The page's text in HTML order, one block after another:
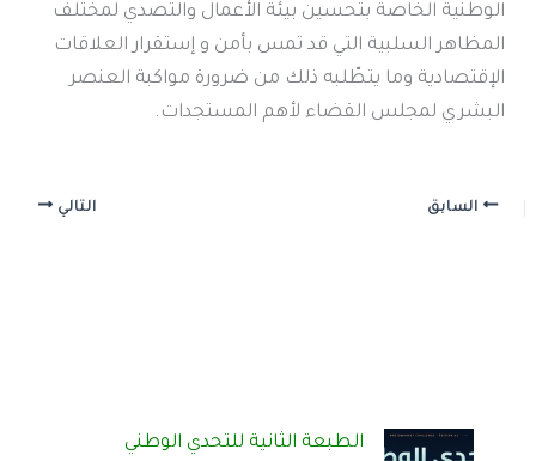
الطبعة الثانية للتحدي الوطني
الوطنية الخاصة بتحسين بيئة الأعمال والتصدي لمختلف
المظاهر السلبية التي قد تمس بأمن و إستقرار العلاقات
الإقتصادية وما يتطّلبه ذلك من ضرورة مواكبة العنصر
البشري لمجلس القضاء لأهم المستجدات.
السابق التالي